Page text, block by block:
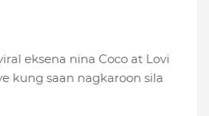
eksena nina Coco at Lovi
kung saan nagkaroon sila